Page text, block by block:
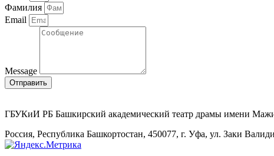
Фамилия
Email
Message
Отправить
ГБУКиИ РБ Башкирский академический театр драмы имени
Россия, Республика Башкортостан, 450077, г. Уфа, ул. Заки